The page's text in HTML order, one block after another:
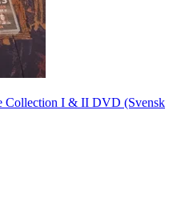
Collection I & II DVD (Svensk